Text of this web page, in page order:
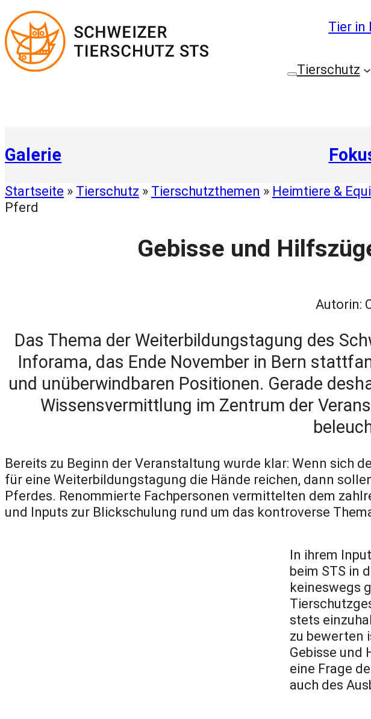
Zum
Inhalt
springen
Tier in
Tierschutz
Galerie
Startseite » Tierschutz » Tierschutzthemen » Heimtiere &
Pferd
Gebisse und
Autorin:
Das Thema der Weiterbildungstagung des
Inforama, das Ende November in Bern
und unüberwindbaren Positionen. Gerade
Wissensvermittlung im Zentrum der
Bereits zu Beginn der Veranstaltung wurde klar: Wenn sich
für eine Weiterbildungstagung die Hände reichen, dann
Pferdes. Renommierte Fachpersonen vermittelten dem
und Inputs zur Blickschulung rund um das kontroverse
In ihrem
beim STS in
keineswegs
stets
zu bewerten
Gebisse und
eine Frage
auch des